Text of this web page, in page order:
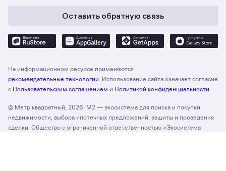
Оставить обратную связь
На информационном ресурсе применяются
рекомендательные технологии . Использование сайта означает согласие
с Пользовательским соглашением и Политикой конфиденциальности
© Метр квадратный, 2026. М2 — экосистема для поиска и покупки
недвижимости, выбора ипотечных предложений, защиты и проведения
сделки. Общество с ограниченной ответственностью «Экосистема